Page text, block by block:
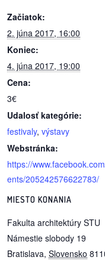
Začiatok:
2. júna 2017, 16:00
Koniec:
4. júna 2017, 19:00
Cena:
3€
Udalosť kategórie:
festivaly, výstavy
Webstránka:
https://
ents/205242576622783/
MIESTO KONANIA
Fakulta architektúry STU
Námestie slobody 19
Bratislava, Slovensko